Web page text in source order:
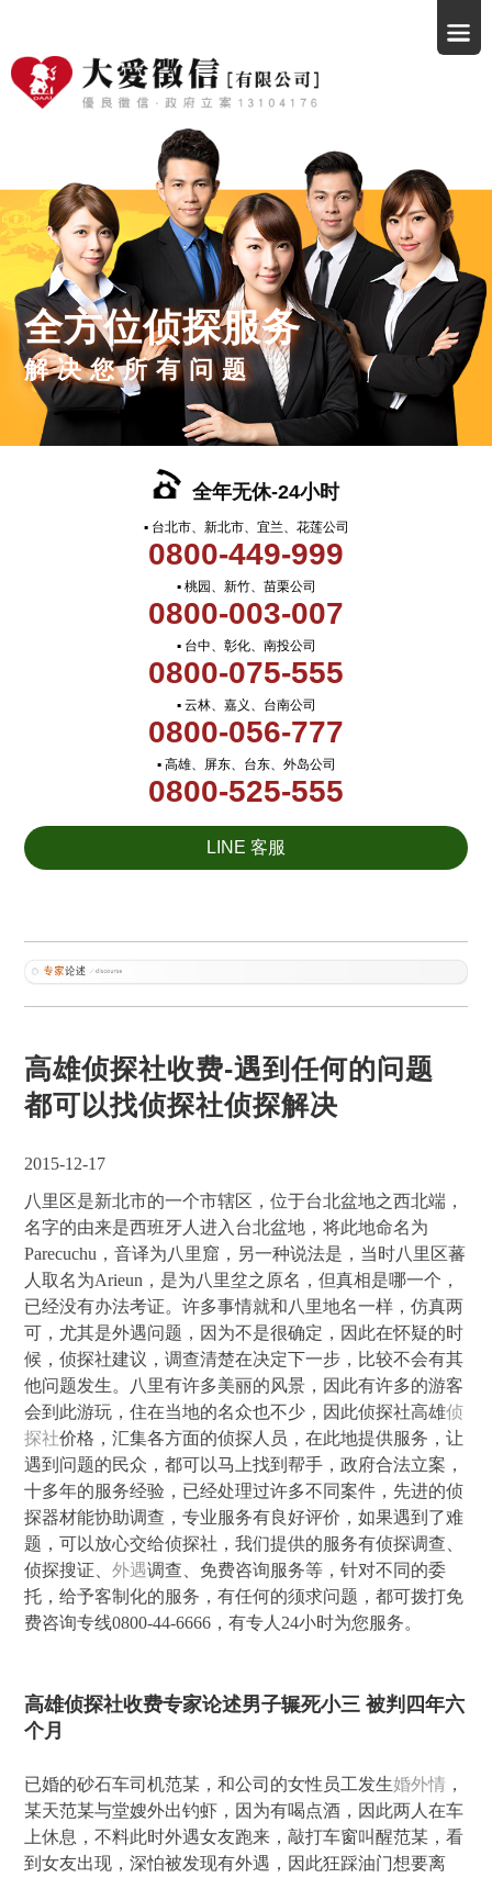
全方位侦探服务
解决您所有问题
全年无休-24小时
▪ 台北市、新北市、宜兰、花莲公司
0800-449-999
▪ 桃园、新竹、苗栗公司
0800-003-007
▪ 台中、彰化、南投公司
0800-075-555
▪ 云林、嘉义、台南公司
0800-056-777
▪ 高雄、屏东、台东、外岛公司
0800-525-555
LINE 客服
高雄侦探社收费-遇到任何的问题
都可以找侦探社侦探解决
2015-12-17
八里区是新北市的一个市辖区，位于台北盆地之西北端，
名字的由来是西班牙人进入台北盆地，将此地命名为
Parecuchu，音译为八里窟，另一种说法是，当时八里区蕃
人取名为Arieun，是为八里坌之原名，但真相是哪一个，
已经没有办法考证。许多事情就和八里地名一样，仿真两
可，尤其是外遇问题，因为不是很确定，因此在怀疑的时
候，侦探社建议，调查清楚在决定下一步，比较不会有其
他问题发生。八里有许多美丽的风景，因此有许多的游客
会到此游玩，住在当地的名众也不少，因此侦探社高雄侦
探社价格，汇集各方面的侦探人员，在此地提供服务，让
遇到问题的民众，都可以马上找到帮手，政府合法立案，
十多年的服务经验，已经处理过许多不同案件，先进的侦
探器材能协助调查，专业服务有良好评价，如果遇到了难
题，可以放心交给侦探社，我们提供的服务有侦探调查、
侦探搜证、外遇调查、免费咨询服务等，针对不同的委
托，给予客制化的服务，有任何的须求问题，都可拨打免
费咨询专线0800-44-6666，有专人24小时为您服务。
高雄侦探社收费专家论述男子辗死小三 被判四年六
个月
已婚的砂石车司机范某，和公司的女性员工发生婚外情 ，
某天范某与堂嫂外出钓虾，因为有喝点酒，因此两人在车
上休息，不料此时外遇女友跑来，敲打车窗叫醒范某，看
到女友出现，深怕被发现有外遇，因此狂踩油门想要离